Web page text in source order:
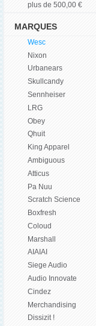
plus de 500,00 €
MARQUES
Wesc
Nixon
Urbanears
Skullcandy
Sennheiser
LRG
Obey
Qhuit
King Apparel
Ambiguous
Atticus
Pa Nuu
Scratch Science
Boxfresh
Coloud
Marshall
AIAIAI
Siege Audio
Audio Innovate
Cindez
Merchandising
Dissizit !